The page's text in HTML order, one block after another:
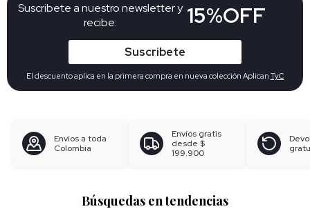
Suscribete a nuestro newsletter y
recibe:
15%OFF
Suscribete
El descuento aplica en la primera compra en nueva colección Aplican TyC
Envíos a toda
Colombia
Envíos gratis
desde $
199.900
Búsquedas en tendencias